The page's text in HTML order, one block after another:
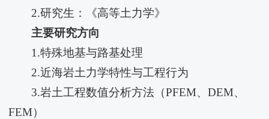
2.研究生：《高等土力学》
主要研究方向
1.特殊地基与路基处理
2.近海岩土力学特性与工程行为
3.岩土工程数值分析方法（PFEM、DEM、
FEM）